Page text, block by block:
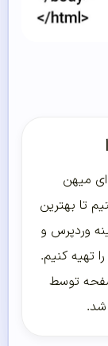
میهن
تا بهترین
وردپرس و
تهیه کنیم.
توسط
شد.